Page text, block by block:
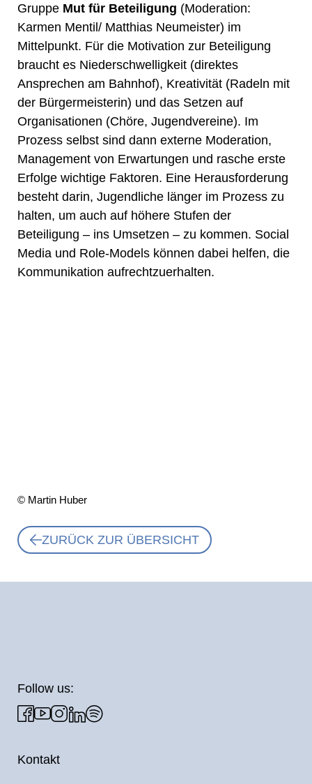
Gruppe Mut für Beteiligung (Moderation:
Karmen Mentil/ Matthias Neumeister) im
Mittelpunkt. Für die Motivation zur Beteiligung
braucht es Niederschwelligkeit (direktes
Ansprechen am Bahnhof), Kreativität (Radeln mit
der Bürgermeisterin) und das Setzen auf
Organisationen (Chöre, Jugendvereine). Im
Prozess selbst sind dann externe Moderation,
Management von Erwartungen und rasche erste
Erfolge wichtige Faktoren. Eine Herausforderung
besteht darin, Jugendliche länger im Prozess zu
halten, um auch auf höhere Stufen der
Beteiligung – ins Umsetzen – zu kommen. Social
Media und Role-Models können dabei helfen, die
Kommunikation aufrechtzuerhalten.
© Martin Huber
ZURÜCK ZUR ÜBERSICHT
Follow us:
Kontakt